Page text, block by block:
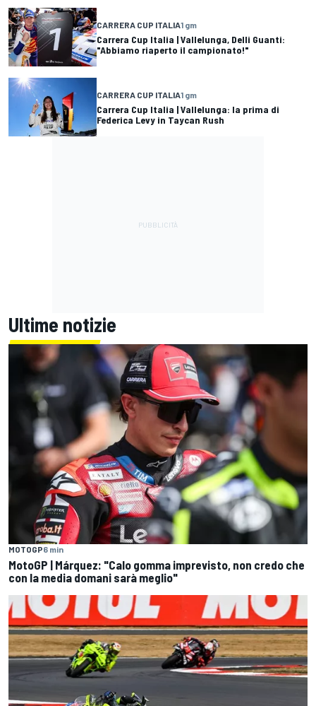
CARRERA CUP ITALIA1 gm
Carrera Cup Italia | Vallelunga, Delli Guanti:
"Abbiamo riaperto il campionato!"
CARRERA CUP ITALIA1 gm
Carrera Cup Italia | Vallelunga: la prima di
Federica Levy in Taycan Rush
Ultime notizie
MOTOGP6 min
MotoGP | Márquez: "Calo gomma imprevisto, non credo che
con la media domani sarà meglio"